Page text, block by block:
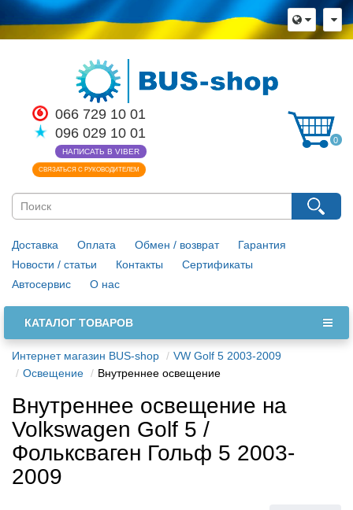
066 729 10 01
096 029 10 01
НАПИСАТЬ В VIBER
СВЯЗАТЬСЯ С РУКОВОДИТЕЛЕМ
0
Доставка Оплата Обмен / возврат
Гарантия
Новости / статьи
Контакты
Сертификаты
Автосервис
О нас
КАТАЛОГ ТОВАРОВ
Интернет магазин BUS-shop
VW Golf 5 2003-2009
Освещение
Внутреннее освещение
Внутреннее освещение на
Volkswagen Golf 5 /
Фольксваген Гольф 5 2003-
2009